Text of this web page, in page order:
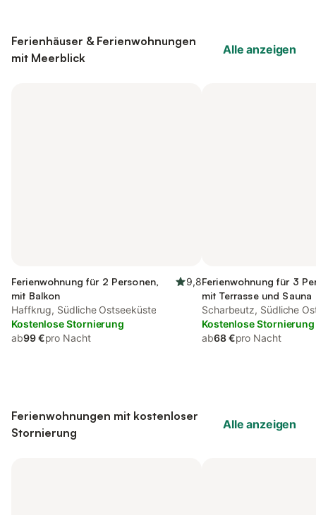
Ferienhäuser & Ferienwohnungen
mit Meerblick
Alle anzeigen
Ferienwohnung für 2 Personen,
mit Balkon
9,8
Haffkrug, Südliche Ostseeküste
Kostenlose Stornierung
ab99 €pro Nacht
Ferienwohnung für 3
mit Terrasse und Sauna
Scharbeutz, Südliche
Kostenlose Stornierung
ab68 €pro Nacht
Ferienwohnungen mit kostenloser
Stornierung
Alle anzeigen